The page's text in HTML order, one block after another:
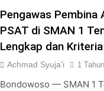
Pengawas Pembina
PSAT di SMAN 1
Lengkap dan
Achmad Syuja'i 1
Bondowoso — SMAN 1